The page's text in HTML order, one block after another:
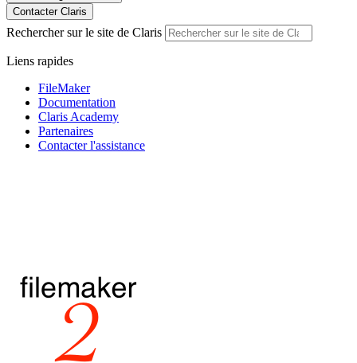
Contacter Claris
Rechercher sur le site de Claris
Liens rapides
FileMaker
Documentation
Claris Academy
Partenaires
Contacter l'assistance